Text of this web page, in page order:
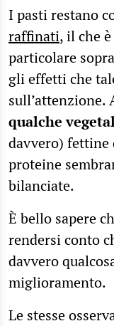
I pasti restano
raffinati, il che
particolare
gli effetti che
sull’attenzione.
qualche
davvero) fettine
proteine
bilanciate.
È bello sapere
rendersi conto
davvero
miglioramento.
Le stesse